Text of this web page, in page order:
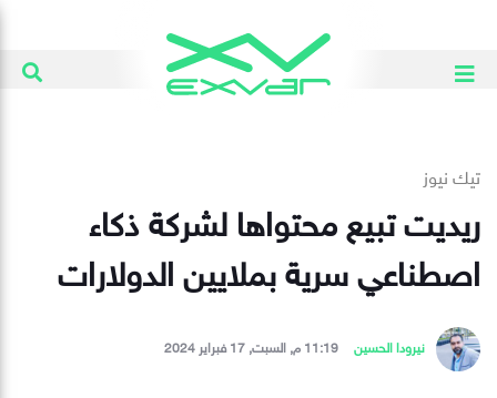
تيك نيوز
ريديت تبيع محتواها لشركة ذكاء
اصطناعي سرية بملايين الدولارات
نيرودا الحسين 11:19 م, السبت, 17 فبراير 2024